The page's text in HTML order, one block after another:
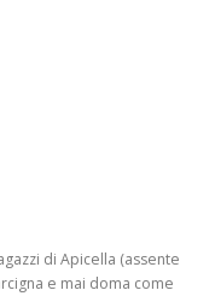
di Apicella (assente
e mai doma come